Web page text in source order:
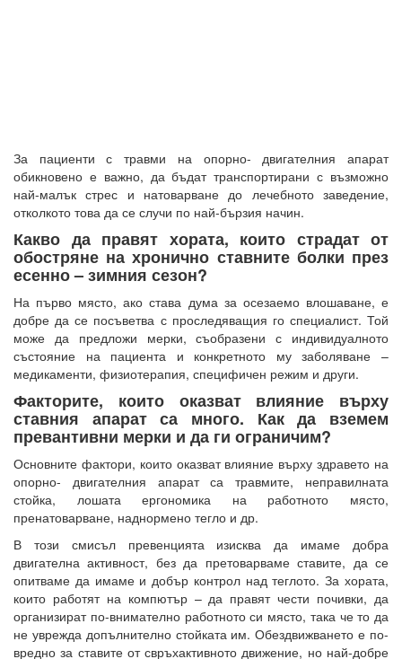
За пациенти с травми на опорно- двигателния апарат
обикновено е важно, да бъдат транспортирани с възможно
най-малък стрес и натоварване до лечебното заведение,
отколкото това да се случи по най-бързия начин.
Какво да правят хората, които страдат от
обостряне на хронично ставните болки през
есенно – зимния сезон?
На първо място, ако става дума за осезаемо влошаване, е
добре да се посъветва с проследяващия го специалист. Той
може да предложи мерки, съобразени с индивидуалното
състояние на пациента и конкретното му заболяване –
медикаменти, физиотерапия, специфичен режим и други.
Факторите, които оказват влияние върху
ставния апарат са много. Как да вземем
превантивни мерки и да ги ограничим?
Основните фактори, които оказват влияние върху здравето на
опорно- двигателния апарат са травмите, неправилната
стойка, лошата ергономика на работното място,
пренатоварване, наднормено тегло и др.
В този смисъл превенцията изисква да имаме добра
двигателна активност, без да претоварваме ставите, да се
опитваме да имаме и добър контрол над теглото. За хората,
които работят на компютър – да правят чести почивки, да
организират по-внимателно работното си място, така че то да
не уврежда допълнително стойката им. Обездвижването е по-
вредно за ставите от свръхактивното движение, но най-добре